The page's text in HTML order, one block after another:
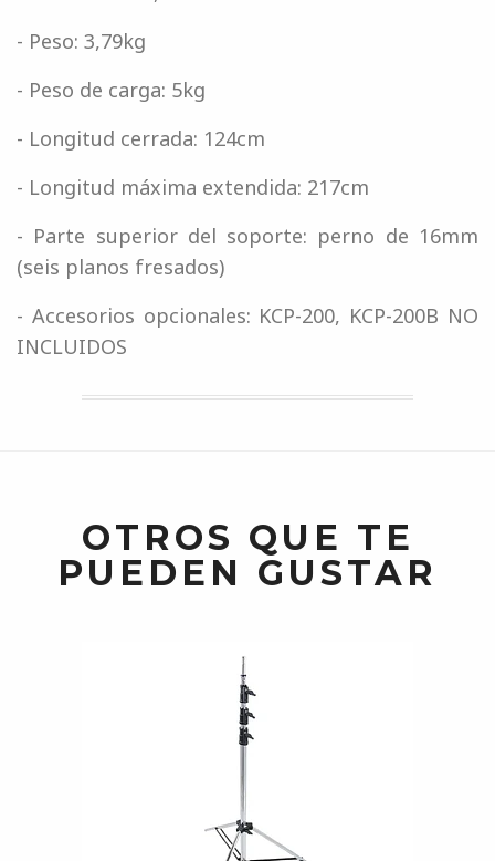
- Peso: 3,79kg
- Peso de carga: 5kg
- Longitud cerrada: 124cm
- Longitud máxima extendida: 217cm
- Parte superior del soporte: perno de 16mm
(seis planos fresados)
- Accesorios opcionales: KCP-200, KCP-200B NO
INCLUIDOS
OTROS QUE TE
PUEDEN GUSTAR